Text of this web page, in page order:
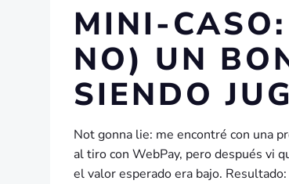
MINI-
NO) UN
SIENDO
Not gonna lie: me encontré con una
al tiro con WebPay, pero después vi
el valor esperado era bajo.